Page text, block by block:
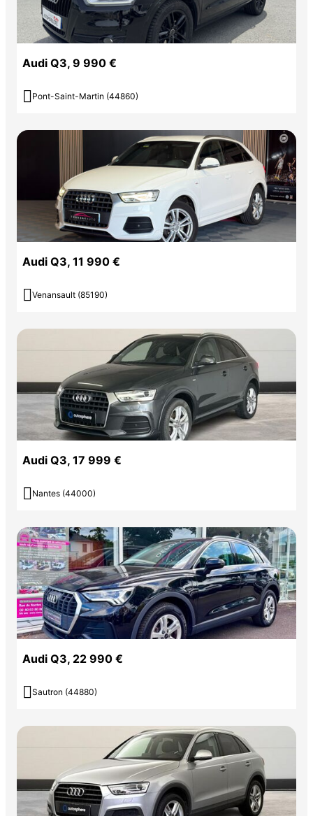
Audi Q3, 9 990 €
 Pont-Saint-Martin (44860)
Audi Q3, 11 990 €
 Venansault (85190)
Audi Q3, 17 999 €
 Nantes (44000)
Audi Q3, 22 990 €
 Sautron (44880)